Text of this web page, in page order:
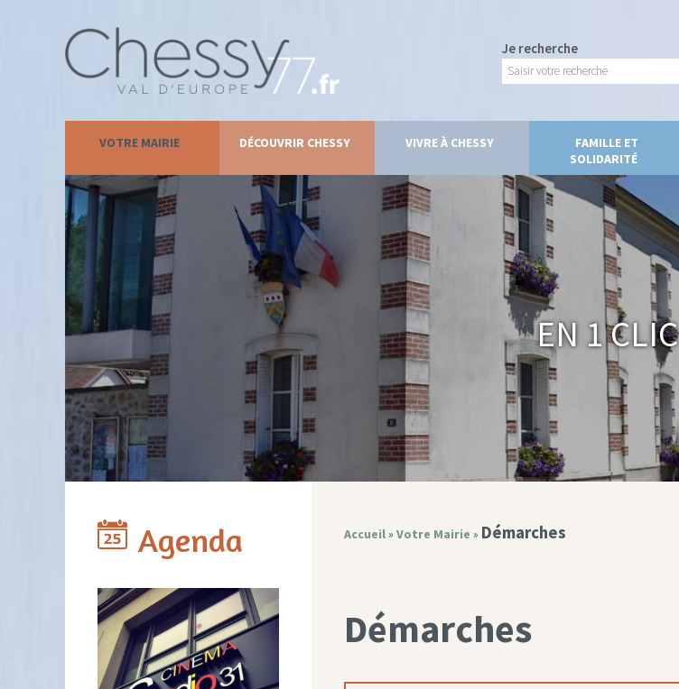
Je recherche
VOTRE MAIRIE DÉCOUVRIR CHESSY VIVRE À CHESSY
FAMILLE ET
SOLIDARITÉ
En 1 clic
Agenda Accueil» Votre Mairie » Démarches
Démarches